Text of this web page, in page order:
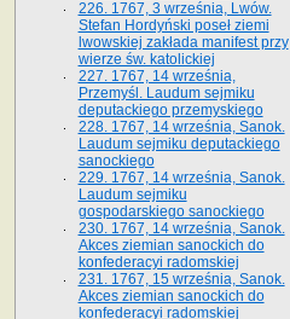
226. 1767, 3 września, Lwów.
Stefan Hordyński poseł ziemi
lwowskiej zakłada manifest przy
wierze św. ka­tolickiej
227. 1767, 14 września,
Przemyśl. Laudum sejmiku
deputackiego przemyskiego
228. 1767, 14 września, Sanok.
Laudum sejmiku deputackiego
sanockiego
229. 1767, 14 września, Sanok.
Laudum sejmiku
gospodarskiego sanockiego
230. 1767, 14 września, Sanok.
Akces ziemian sanockich do
konfederacyi radomskiej
231. 1767, 15 września, Sanok.
Akces ziemian sanockich do
konfederacyi radomskiej